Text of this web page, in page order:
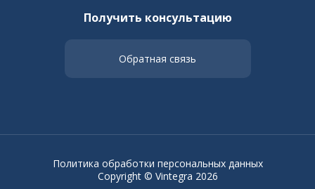
Получить консультацию
Обратная связь
Copyright © Vintegra 2026
Политика обработки персональных данных